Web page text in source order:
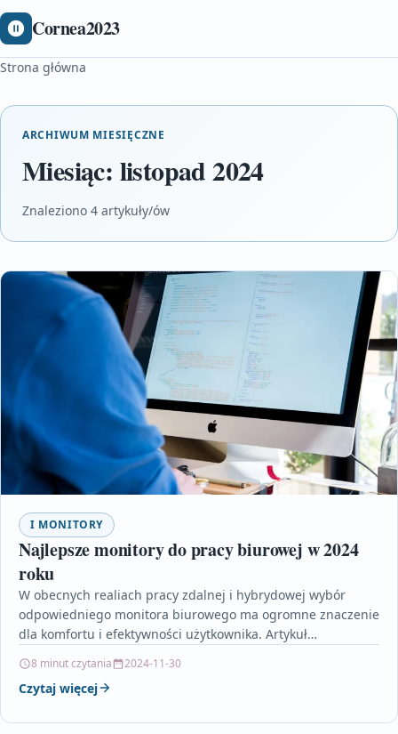
Cornea2023
Strona główna
ARCHIWUM MIESIĘCZNE
Miesiąc: listopad 2024
Znaleziono 4 artykuły/ów
I MONITORY
Najlepsze monitory do pracy biurowej w 2024
roku
W obecnych realiach pracy zdalnej i hybrydowej wybór
odpowiedniego monitora biurowego ma ogromne znaczenie
dla komfortu i efektywności użytkownika. Artykuł
8 minut czytania 2024-11-30
Czytaj więcej